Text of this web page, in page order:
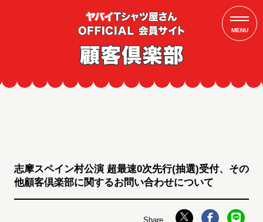
MENU
志摩スペイン村公演 超最速0次先行(抽選)受付、その
他顧客倶楽部に関するお問い合わせについて